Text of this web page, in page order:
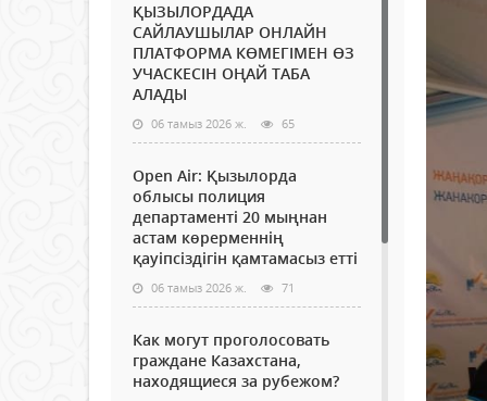
ҚЫЗЫЛОРДАДА
САЙЛАУШЫЛАР ОНЛАЙН
ПЛАТФОРМА КӨМЕГІМЕН ӨЗ
УЧАСКЕСІН ОҢАЙ ТАБА
АЛАДЫ
06 тамыз 2026 ж. 65
Open Air: Қызылорда
облысы полиция
департаменті 20 мыңнан
астам көрерменнің
қауіпсіздігін қамтамасыз етті
06 тамыз 2026 ж. 71
Как могут проголосовать
граждане Казахстана,
находящиеся за рубежом?